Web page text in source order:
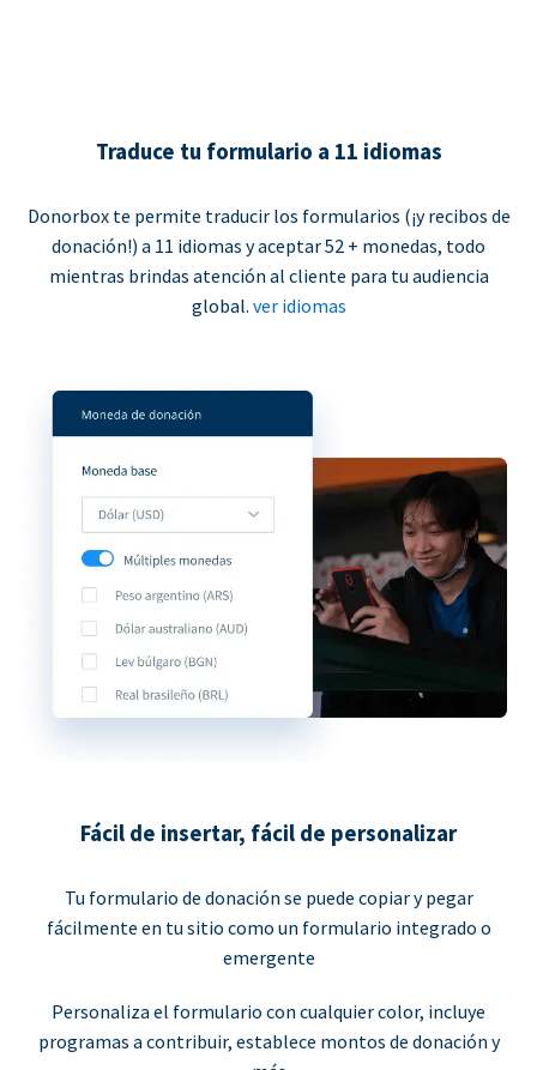
Traduce tu formulario a 11 idiomas
Donorbox te permite traducir los formularios (¡y recibos de
donación!) a 11 idiomas y aceptar 52 + monedas, todo
mientras brindas atención al cliente para tu audiencia
global. ver idiomas
Fácil de insertar, fácil de personalizar
Tu formulario de donación se puede copiar y pegar
fácilmente en tu sitio como un formulario integrado o
emergente
Personaliza el formulario con cualquier color, incluye
programas a contribuir, establece montos de donación y